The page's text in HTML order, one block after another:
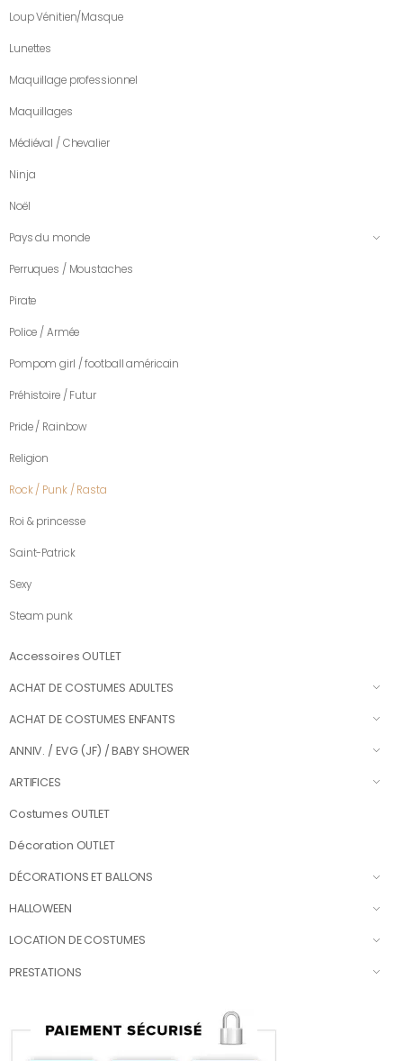
Loup Vénitien/Masque
Lunettes
Maquillage professionnel
Maquillages
Médiéval / Chevalier
Ninja
Noël
Pays du monde
Perruques / Moustaches
Pirate
Police / Armée
Pompom girl / football américain
Préhistoire / Futur
Pride / Rainbow
Religion
Rock / Punk / Rasta
Roi & princesse
Saint-Patrick
Sexy
Steam punk
Accessoires OUTLET
ACHAT DE COSTUMES ADULTES
ACHAT DE COSTUMES ENFANTS
ANNIV. / EVG (JF) / BABY SHOWER
ARTIFICES
Costumes OUTLET
Décoration OUTLET
DÉCORATIONS ET BALLONS
HALLOWEEN
LOCATION DE COSTUMES
PRESTATIONS